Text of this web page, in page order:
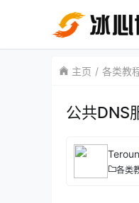
主页 各类教
公共DNS
Teroun
各类